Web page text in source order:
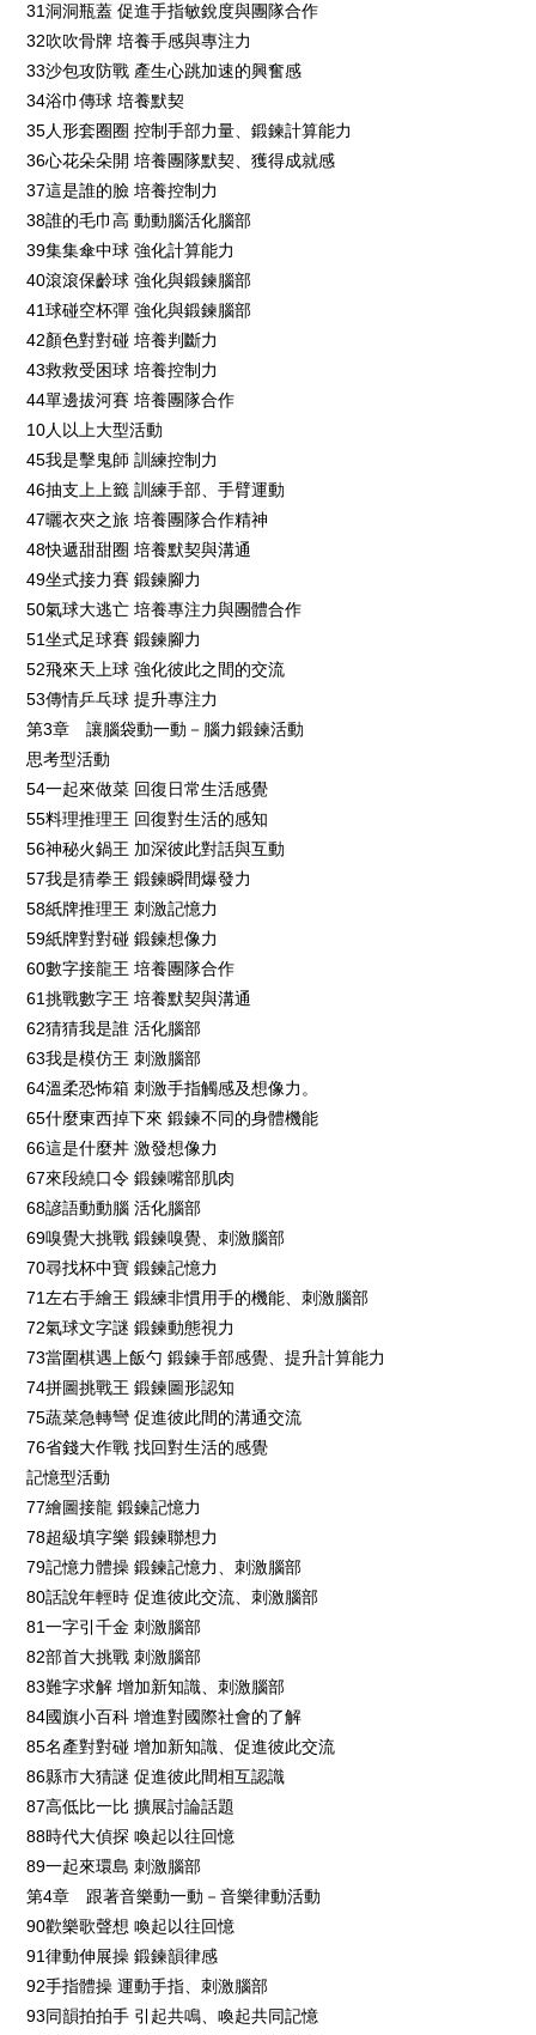
31洞洞瓶蓋 促進手指敏銳度與團隊合作
32吹吹骨牌 培養手感與專注力
33沙包攻防戰 產生心跳加速的興奮感
34浴巾傳球 培養默契
35人形套圈圈 控制手部力量、鍛鍊計算能力
36心花朵朵開 培養團隊默契、獲得成就感
37這是誰的臉 培養控制力
38誰的毛巾高 動動腦活化腦部
39集集傘中球 強化計算能力
40滾滾保齡球 強化與鍛鍊腦部
41球碰空杯彈 強化與鍛鍊腦部
42顏色對對碰 培養判斷力
43救救受困球 培養控制力
44單邊拔河賽 培養團隊合作
10人以上大型活動
45我是擊鬼師 訓練控制力
46抽支上上籤 訓練手部、手臂運動
47曬衣夾之旅 培養團隊合作精神
48快遞甜甜圈 培養默契與溝通
49坐式接力賽 鍛鍊腳力
50氣球大逃亡 培養專注力與團體合作
51坐式足球賽 鍛鍊腳力
52飛來天上球 強化彼此之間的交流
53傳情乒乓球 提升專注力
第3章 讓腦袋動一動－腦力鍛鍊活動
思考型活動
54一起來做菜 回復日常生活感覺
55料理推理王 回復對生活的感知
56神秘火鍋王 加深彼此對話與互動
57我是猜拳王 鍛鍊瞬間爆發力
58紙牌推理王 刺激記憶力
59紙牌對對碰 鍛鍊想像力
60數字接龍王 培養團隊合作
61挑戰數字王 培養默契與溝通
62猜猜我是誰 活化腦部
63我是模仿王 刺激腦部
64溫柔恐怖箱 刺激手指觸感及想像力。
65什麼東西掉下來 鍛鍊不同的身體機能
66這是什麼丼 激發想像力
67來段繞口令 鍛鍊嘴部肌肉
68諺語動動腦 活化腦部
69嗅覺大挑戰 鍛鍊嗅覺、刺激腦部
70尋找杯中寶 鍛鍊記憶力
71左右手繪王 鍛練非慣用手的機能、刺激腦部
72氣球文字謎 鍛鍊動態視力
73當圍棋遇上飯勺 鍛鍊手部感覺、提升計算能力
74拼圖挑戰王 鍛鍊圖形認知
75蔬菜急轉彎 促進彼此間的溝通交流
76省錢大作戰 找回對生活的感覺
記憶型活動
77繪圖接龍 鍛鍊記憶力
78超級填字樂 鍛鍊聯想力
79記憶力體操 鍛鍊記憶力、刺激腦部
80話說年輕時 促進彼此交流、刺激腦部
81一字引千金 刺激腦部
82部首大挑戰 刺激腦部
83難字求解 增加新知識、刺激腦部
84國旗小百科 增進對國際社會的了解
85名產對對碰 增加新知識、促進彼此交流
86縣市大猜謎 促進彼此間相互認識
87高低比一比 擴展討論話題
88時代大偵探 喚起以往回憶
89一起來環島 刺激腦部
第4章 跟著音樂動一動－音樂律動活動
90歡樂歌聲想 喚起以往回憶
91律動伸展操 鍛鍊韻律感
92手指體操 運動手指、刺激腦部
93同韻拍拍手 引起共鳴、喚起共同記憶